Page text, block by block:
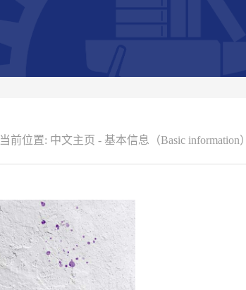
当前位置: 中文主页 -基本信息（Basic information）